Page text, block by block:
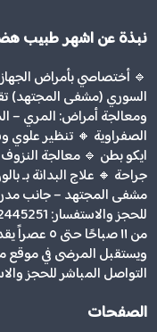
نبذة عن اشهر طبيب
🔹 أختصاصي بأمراض
السوري (مشفى المجتهد)
ومعالجة أمراض: المري –
الصفراوية 🔸 تنظير
ايكو بطن 🔹 معالجة
جراحة 🔸 علاج البدانة بـ
مشفى المجتهد – جانب
من ١١
ويستقبل المرضى في موقع
التواصل المباشر للحجز
الصفحات